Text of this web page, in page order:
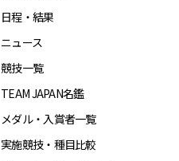
日程・結果
ニュース
競技一覧
TEAM JAPAN名鑑
メダル・入賞者一覧
実施競技・種目比較